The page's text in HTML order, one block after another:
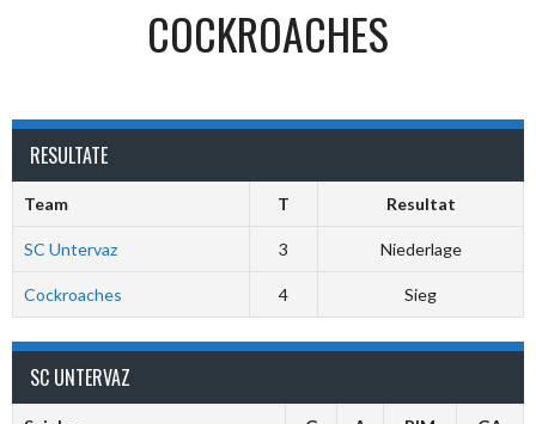
COCKROACHES
RESULTATE
Team T Resultat
SC Untervaz 3 Niederlage
Cockroaches 4 Sieg
SC UNTERVAZ